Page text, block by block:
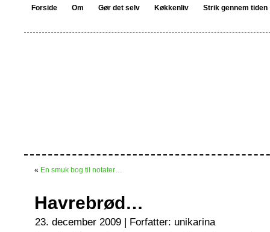
Forside Om Gør det selv Køkkenliv Strik gennem tiden
« En smuk bog til notater…
Havrebrød…
23. december 2009 | Forfatter: unikarina